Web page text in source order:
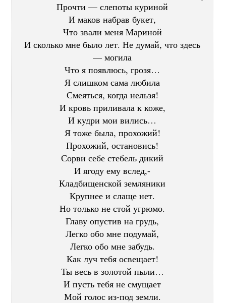
Прочти — слепоты куриной
И маков набрав букет,
Что звали меня Мариной
И сколько мне было лет. Не думай, что здесь
— могила
Что я появлюсь, грозя…
Я слишком сама любила
Смеяться, когда нельзя!
И кровь приливала к коже,
И кудри мои вились…
Я тоже была, прохожий!
Прохожий, остановись!
Сорви себе стебель дикий
И ягоду ему вслед,-
Кладбищенской земляники
Крупнее и слаще нет.
Но только не стой угрюмо.
Главу опустив на грудь,
Легко обо мне подумай,
Легко обо мне забудь.
Как луч тебя освещает!
Ты весь в золотой пыли…
И пусть тебя не смущает
Мой голос из-под земли.